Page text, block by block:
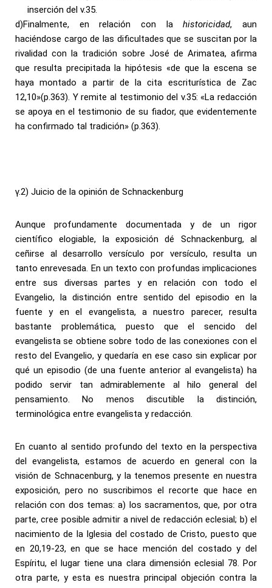
inserción del v.35.
d)Finalmente, en relación con lahistoricidad, aun
haciéndose cargo de las dificultades que se suscitan por la
rivalidad con la tradición sobre José de Arimatea, afirma
que resulta precipitada la hipótesis «de que la escena se
haya montado a partir de la cita escriturística de Zac
12,10»(p.363). Y remite al testimonio del v.35: «La redacción
se apoya en el testimonio de su fiador, que evidentemente
ha confirmado tal tradición» (p.363).
γ.2) Juicio de la opinión de Schnackenburg
Aunque profundamente documentada y de un rigor
científico elogiable, la exposición dé Schnackenburg, al
ceñirse al desarrollo versículo por versículo, resulta un
tanto enrevesada. En un texto con profundas implicaciones
entre sus diversas partes y en relación con todo el
Evangelio, la distinción entre sentido del episodio en la
fuente y en el evangelista, a nuestro parecer, resulta
bastante problemática, puesto que el sencido del
evangelista se obtiene sobre todo de las conexiones con el
resto del Evangelio, y quedaría en ese caso sin explicar por
qué un episodio (de una fuente anterior al evangelista) ha
podido servir tan admirablemente al hilo general del
pensamiento. No menos discutible la distinción,
terminológica entre evangelista y redacción.
En cuanto al sentido profundo del texto en la perspectiva
del evangelista, estamos de acuerdo en general con la
visión de Schnacenburg, y la tenemos presente en nuestra
exposición, pero no suscribimos el recorte que hace en
relación con dos temas: a) los sacramentos, que, por otra
parte, cree posible admitir a nivel de redacción eclesial; b) el
nacimiento de la Iglesia del costado de Cristo, puesto que
en 20,19-23, en que se hace mención del costado y del
Espíritu, el lugar tiene una clara dimensión eclesial 78. Por
otra parte, y esta es nuestra principal objeción contra la